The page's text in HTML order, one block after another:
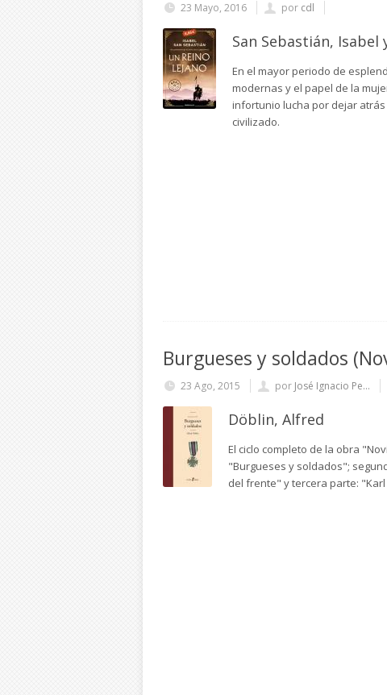
23 Mayo, 2016 por cdl
San Sebastián, Isabel
En el mayor periodo de
modernas y el papel de la
infortunio lucha por dejar
civilizado.
Burgueses y soldados
23 Ago, 2015 por José Ignacio Pe...
Döblin, Alfred
El ciclo completo de la obra
"Burgueses y soldados";
del frente" y tercera parte: "Karl